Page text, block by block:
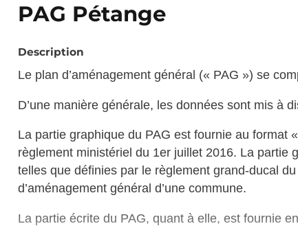
PAG Pétange
Description
Le plan d’aménagement général (« PAG ») se
D’une manière générale, les données sont mis à
La partie graphique du PAG est fournie au format
règlement ministériel du 1er juillet 2016. La partie
telles que définies par le règlement grand-ducal
d’aménagement général d’une commune.
La partie écrite du PAG, quant à elle, est fournie